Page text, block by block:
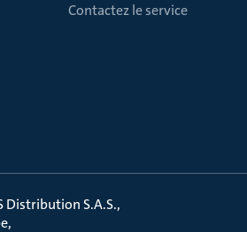
Contactez le service
Distribution S.A.S.